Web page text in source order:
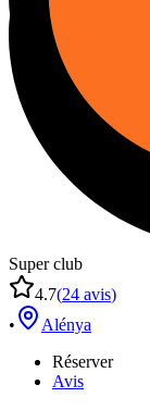
Super club
4.7(24 avis)
•
Alénya
Réserver
Avis